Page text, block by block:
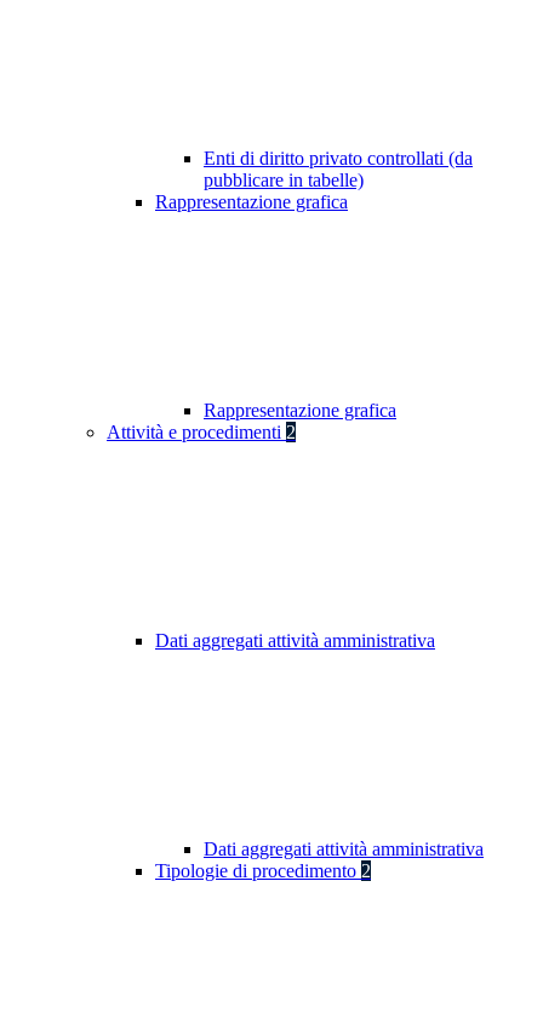
Enti di diritto privato controllati (da
pubblicare in tabelle)
Rappresentazione grafica
Rappresentazione grafica
Attività e procedimenti 2
Dati aggregati attività amministrativa
Dati aggregati attività amministrativa
Tipologie di procedimento 2